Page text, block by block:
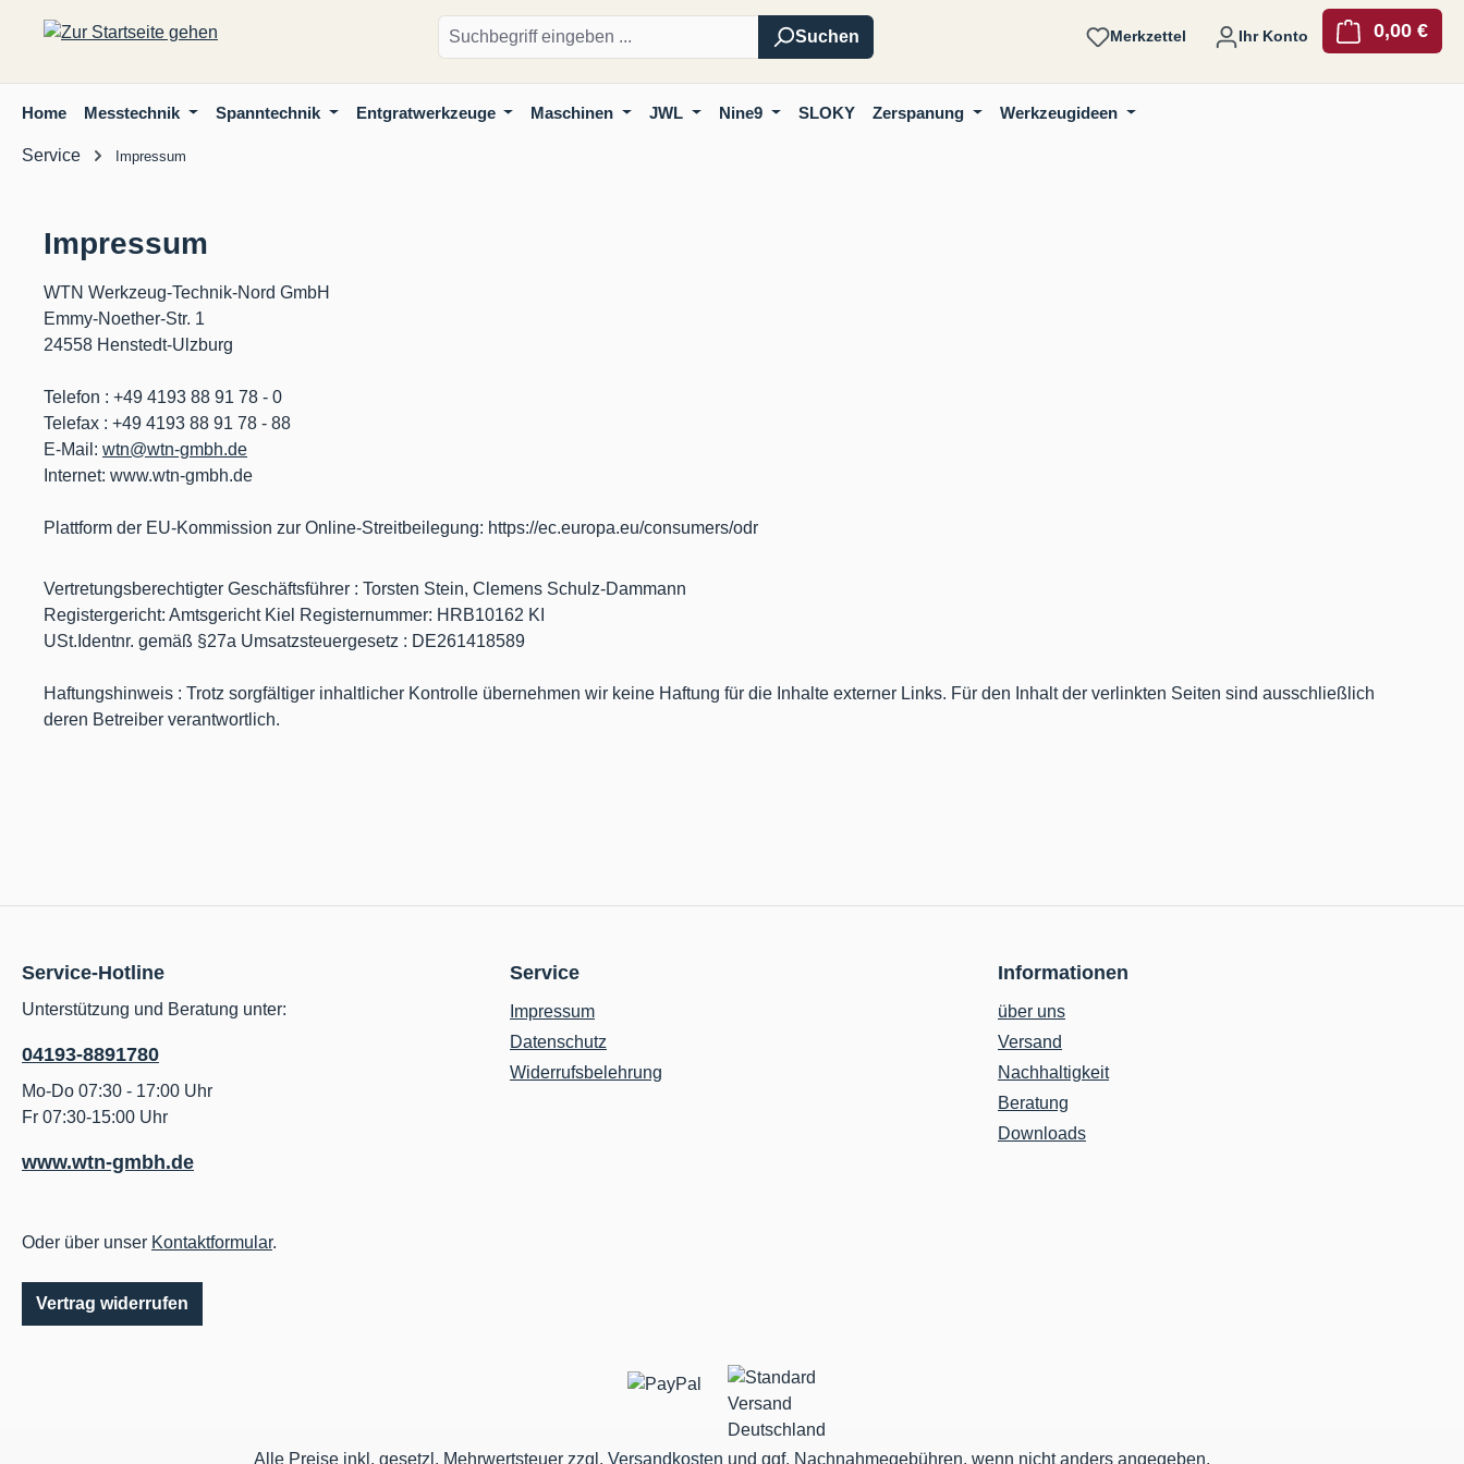
Hauptinhalt springen
Zur Suche springen
Zur Hauptnavigation springen
Suchen Merkzettel Ihr Konto 0,00 €
Home Messtechnik Spanntechnik Entgratwerkzeuge Maschinen JWL Nine9 SLOKY Zerspanung Werkzeugideen
Service Impressum
Impressum
WTN Werkzeug-Technik-Nord GmbH
Emmy-Noether-Str. 1
24558 Henstedt-Ulzburg
Telefon : +49 4193 88 91 78 - 0
Telefax : +49 4193 88 91 78 - 88
E-Mail: wtn@wtn-gmbh.de
Internet: www.wtn-gmbh.de
Plattform der EU-Kommission zur Online-Streitbeilegung: https://ec.europa.eu/consumers/odr
Vertretungsberechtigter Geschäftsführer : Torsten Stein, Clemens Schulz-Dammann
Registergericht: Amtsgericht Kiel Registernummer: HRB10162 KI
USt.Identnr. gemäß §27a Umsatzsteuergesetz : DE261418589
Haftungshinweis : Trotz sorgfältiger inhaltlicher Kontrolle übernehmen wir keine Haftung für die Inhalte externer Links. Für den Inhalt der verlinkten Seiten sind ausschließlich
deren Betreiber verantwortlich.
Service-Hotline
Unterstützung und Beratung unter:
04193-8891780
Mo-Do 07:30 - 17:00 Uhr
Fr 07:30-15:00 Uhr
www.wtn-gmbh.de
Oder über unser Kontaktformular.
Vertrag widerrufen
Service
Impressum
Datenschutz
Widerrufsbelehrung
Informationen
über uns
Versand
Nachhaltigkeit
Beratung
Downloads
Alle Preise inkl. gesetzl. Mehrwertsteuer zzgl. Versandkosten und ggf. Nachnahmegebühren, wenn nicht anders angegeben.